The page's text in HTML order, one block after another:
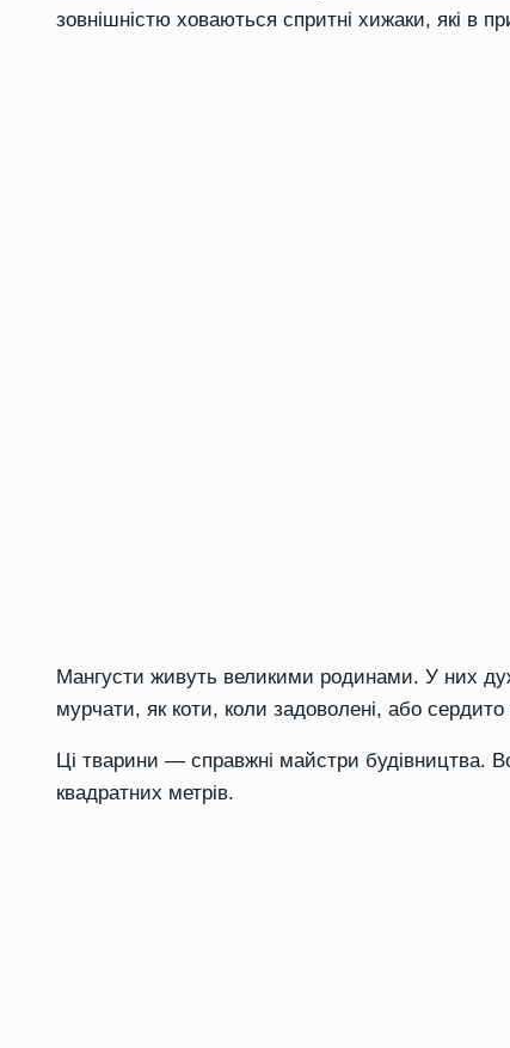
зовнішністю ховаються спритні хижаки, які в
Мангусти живуть великими родинами. У них
мурчати, як коти, коли задоволені, або сердито
Ці тварини — справжні майстри будівництва.
квадратних метрів.